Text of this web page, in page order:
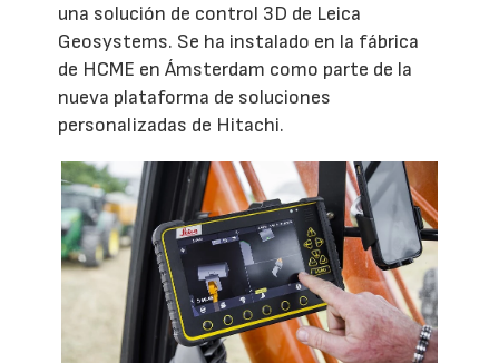
una solución de control 3D de Leica
Geosystems. Se ha instalado en la fábrica
de HCME en Ámsterdam como parte de la
nueva plataforma de soluciones
personalizadas de Hitachi.